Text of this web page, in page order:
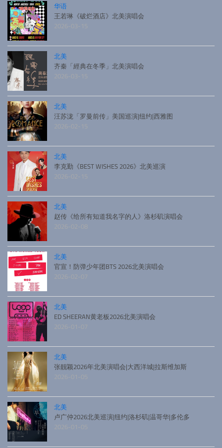
华语
王若琳《破烂酒店》北美演唱会
2026-03-15
北美
齐秦「經典在冬季」北美演唱会
2026-03-15
北美
汪苏泷「罗曼前传」美国巡演|纽约|西雅图
2026-02-15
北美
李克勤《BEST WISHES 2026》北美巡演
2026-02-15
北美
赵传《给所有知道我名字的人》洛杉矶演唱会
2026-02-08
北美
官宣！防弹少年团BTS 2026北美演唱会
2026-02-07
北美
ED SHEERAN黄老板2026北美演唱会
2026-01-07
北美
张靓颖2026年北美演唱会|大西洋城|拉斯维加斯
2026-01-05
北美
卢广仲2026北美巡演|纽约|洛杉矶|温哥华|多伦多
2026-01-05